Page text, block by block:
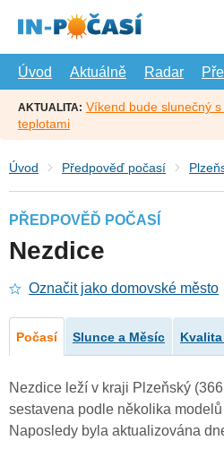
hlavní
Úvod
Aktuálně Radar
AKTUALITA: Víkend bude slunečný
teplotami
Úvod Předpověď počasí
PŘEDPOVĚĎ POČASÍ
Nezdice
Označit jako domovské město
Počasí Slunce a Měsíc
Nezdice leží v kraji Plzeňský
sestavena podle několika
Naposledy byla aktualizována